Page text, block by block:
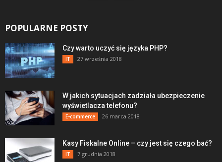
POPULARNE POSTY
Czy warto uczyć się języka PHP?
IT 27 września 2018
W jakich sytuacjach zadziała ubezpieczenie
wyświetlacza telefonu?
E-commerce 26 marca 2018
Kasy Fiskalne Online – czy jest się czego bać?
IT 7 grudnia 2018